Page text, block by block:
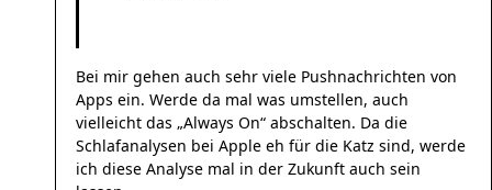
Bei mir gehen auch sehr viele Pushnachrichten von
Apps ein. Werde da mal was umstellen, auch
vielleicht das „Always On“ abschalten. Da die
Schlafanalysen bei Apple eh für die Katz sind, werde
ich diese Analyse mal in der Zukunft auch sein